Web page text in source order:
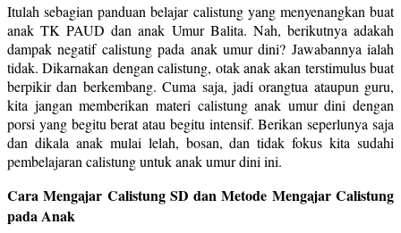
Itulah sebagian panduan belajar calistung yang menyenangkan buat
anak TK PAUD dan anak Umur Balita. Nah, berikutnya adakah
dampak negatif calistung pada anak umur dini? Jawabannya ialah
tidak. Dikarnakan dengan calistung, otak anak akan terstimulus buat
berpikir dan berkembang. Cuma saja, jadi orangtua ataupun guru,
kita jangan memberikan materi calistung anak umur dini dengan
porsi yang begitu berat atau begitu intensif. Berikan seperlunya saja
dan dikala anak mulai lelah, bosan, dan tidak fokus kita sudahi
pembelajaran calistung untuk anak umur dini ini.
Cara Mengajar Calistung SD dan Metode Mengajar Calistung
pada Anak